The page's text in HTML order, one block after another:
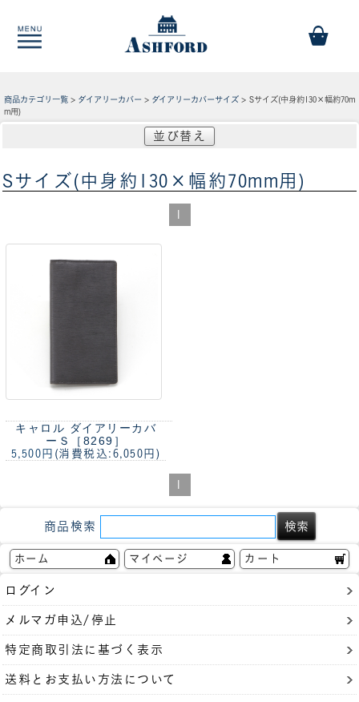
商品カテゴリ一覧 > ダイアリーカバー > ダイアリーカバーサイズ > Sサイズ(中身約130×幅約70m
m用)
並び替え
Sサイズ(中身約130×幅約70mm用)
1
キャロル ダイアリーカバ
ーＳ［8269］
5,500円 (消費税込:6,050円)
1
商品検索
ホーム マイページ カート
ログイン
メルマガ申込/停止
特定商取引法に基づく表示
送料とお支払い方法について